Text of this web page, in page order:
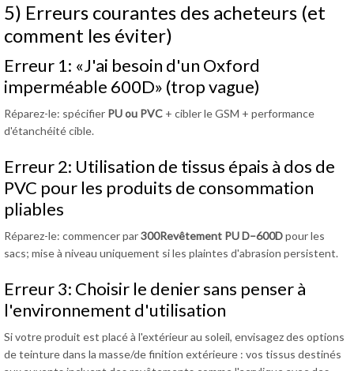
5) Erreurs courantes des acheteurs (et
comment les éviter)
Erreur 1: «J'ai besoin d'un Oxford
imperméable 600D» (trop vague)
Réparez-le: spécifier PU ou PVC + cibler le GSM + performance
d'étanchéité cible.
Erreur 2: Utilisation de tissus épais à dos de
PVC pour les produits de consommation
pliables
Réparez-le: commencer par300Revêtement PU D–600Dpour les
sacs; mise à niveau uniquement si les plaintes d'abrasion persistent.
Erreur 3: Choisir le denier sans penser à
l'environnement d'utilisation
Si votre produit est placé à l'extérieur au soleil, envisagez des options
de teinture dans la masse/de finition extérieure : vos tissus destinés